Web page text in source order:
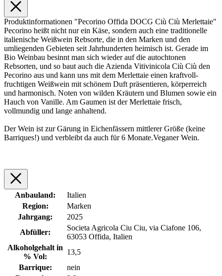
Produktinformationen "Pecorino Offida DOCG Ciù Ciù Merlettaie"
Pecorino heißt nicht nur ein Käse, sondern auch eine traditionelle
italienische Weißwein Rebsorte, die in den Marken und den
umliegenden Gebieten seit Jahrhunderten heimisch ist. Gerade im
Bio Weinbau besinnt man sich wieder auf die autochtonen
Rebsorten, und so baut auch die Azienda Vitivinicola Ciù Ciù den
Pecorino aus und kann uns mit dem Merlettaie einen kraftvoll-
fruchtigen Weißwein mit schönem Duft präsentieren, körperreich
und harmonisch. Noten von wilden Kräutern und Blumen sowie ein
Hauch von Vanille. Am Gaumen ist der Merlettaie frisch,
vollmundig und lange anhaltend.
Der Wein ist zur Gärung in Eichenfässern mittlerer Größe (keine
Barriques!) und verbleibt da auch für 6 Monate.Veganer Wein.
Anbauland:
Italien
Region:
Marken
Jahrgang:
2025
Abfüller:
Societa Agricola Ciu Ciu, via Ciafone 106,
63053 Offida, Italien
Alkoholgehalt in
% Vol:
13,5
Barrique:
nein